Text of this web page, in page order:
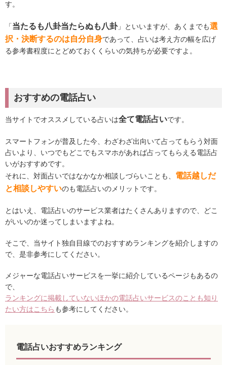
す。
「当たるも八卦当たらぬも八卦」といいますが、あくまでも選
択・決断するのは自分自身であって、占いは考え方の幅を広げ
る参考書程度にとどめておくくらいの気持ちが必要ですよ。
おすすめの電話占い
当サイトでオススメしている占いは全て電話占いです。
スマートフォンが普及した今、わざわざ出向いて占ってもらう対面
占いより、いつでもどこでもスマホがあれば占ってもらえる電話占
いがおすすめです。
それに、対面占いではなかなか相談しづらいことも、 電話越しだ
と相談しやすいのも電話占いのメリットです。
とはいえ、電話占いのサービス業者はたくさんありますので、どこ
がいいのか迷ってしまいますよね。
そこで、当サイト独自目線でのおすすめランキングを紹介しますの
で、是非参考にしてください。
メジャーな電話占いサービスを一挙に紹介しているページもあるの
で、
ランキングに掲載していないほかの電話占いサービスのことも知り
たい方はこちら も参考にしてください。
電話占いおすすめランキング